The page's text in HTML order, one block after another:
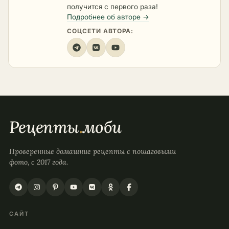
получится с первого раза!
Подробнее об авторе →
СОЦСЕТИ АВТОРА:
Рецепты.моби
Проверенные домашние рецепты с пошаговыми
фото, с 2017 года.
САЙТ